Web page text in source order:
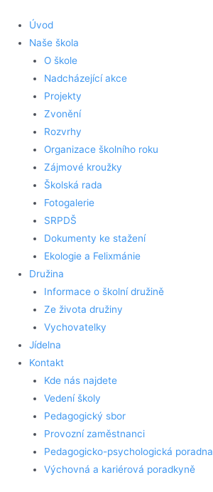
Úvod
Naše škola
O škole
Nadcházející akce
Projekty
Zvonění
Rozvrhy
Organizace školního roku
Zájmové kroužky
Školská rada
Fotogalerie
SRPDŠ
Dokumenty ke stažení
Ekologie a Felixmánie
Družina
Informace o školní družině
Ze života družiny
Vychovatelky
Jídelna
Kontakt
Kde nás najdete
Vedení školy
Pedagogický sbor
Provozní zaměstnanci
Pedagogicko-psychologická poradna
Výchovná a kariérová poradkyně